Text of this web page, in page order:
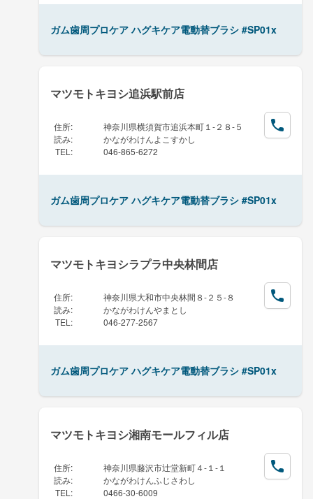
ガム歯周プロケア ハグキケア電動替ブラシ #SP01x
マツモトキヨシ追浜駅前店
住所:
神奈川県横須賀市追浜本町１-２８-５
読み:
かながわけんよこすかし
TEL : 046-865-6272
ガム歯周プロケア ハグキケア電動替ブラシ #SP01x
マツモトキヨシラプラ中央林間店
住所:
神奈川県大和市中央林間８-２５-８
読み:
かながわけんやまとし
TEL : 046-277-2567
ガム歯周プロケア ハグキケア電動替ブラシ #SP01x
マツモトキヨシ湘南モールフィル店
住所:
神奈川県藤沢市辻堂新町４-１-１
読み:
かながわけんふじさわし
TEL : 0466-30-6009